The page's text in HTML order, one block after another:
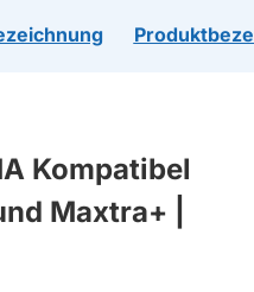
Kompatibel
Maxtra+ |